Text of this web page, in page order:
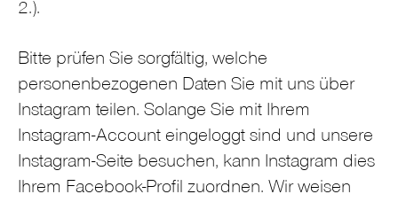
2.).
Bitte prüfen Sie sorgfältig, welche
personenbezogenen Daten Sie mit uns über
Instagram teilen. Solange Sie mit Ihrem
Instagram-Account eingeloggt sind und unsere
Instagram-Seite besuchen, kann Instagram dies
Ihrem Facebook-Profil zuordnen. Wir weisen